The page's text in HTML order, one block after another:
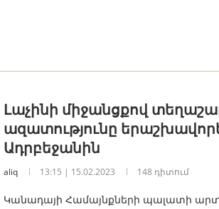
Լաչինի միջանցքով
ազատությունը
Ադրբեջանին
aliq 13:15 | 15.02.2023 148 դիտում
Կանադայի Համայնքների պալատի